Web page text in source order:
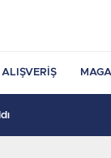
ALIŞVERIŞ